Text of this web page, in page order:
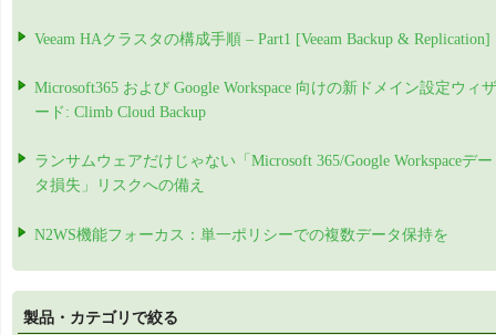
Veeam HAクラスタの構成手順 – Part1 [Veeam Backup & Replication]
Microsoft365 および Google Workspace 向けの新ドメイン設定ウィザ
ード: Climb Cloud Backup
ランサムウェアだけじゃない「Microsoft 365/Google Workspaceデー
タ損失」リスクへの備え
N2WS機能フォーカス：単一ポリシーでの複数データ保持を
製品・カテゴリで絞る